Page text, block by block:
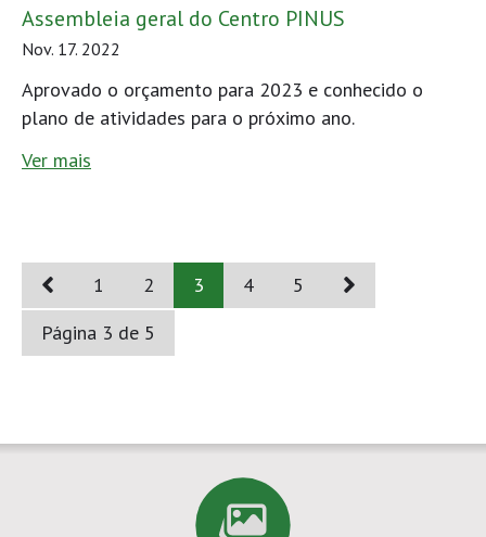
Assembleia geral do Centro PINUS
Nov. 17. 2022
Aprovado o orçamento para 2023 e conhecido o
plano de atividades para o próximo ano.
Ver mais
1 2 3 4
5
Página 3 de 5